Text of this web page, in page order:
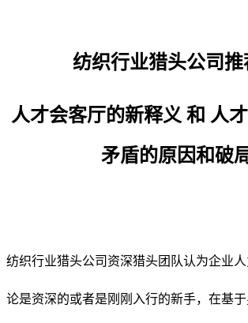
纺织行业猎头公司推
人才会客厅的新释义 和 人
矛盾的原因和破
纺织行业猎头公司资深猎头团队认为企业
论是资深的或者是刚刚入行的新手，在基